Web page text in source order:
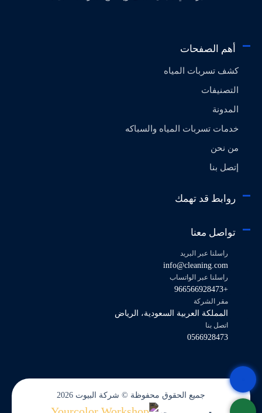
أهم الصفحات
كشف تسربات المياه
التصنيفات
المدونة
خدمات تسربات المياه والسباكه
من نحن
إتصل بنا
روابط قد تهمك
تواصل معنا
راسلنا عبر البريد
info@cleaning.com
راسلنا عبر الواتساب
+966566928473
مقر الشركة
المملكة العربية السعودية، الرياض
اتصل بنا
0566928473
جميع الحقوق محفوظة © شركة البيوت 2026